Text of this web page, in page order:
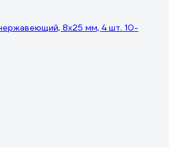
8х25 мм, 4 шт. 10-